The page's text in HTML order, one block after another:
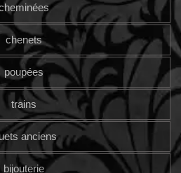
chenets
poupées
trains
anciens
bijouterie